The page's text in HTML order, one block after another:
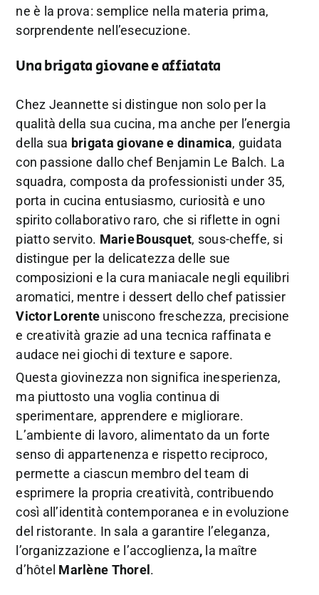
ne è la prova: semplice nella materia prima,
sorprendente nell’esecuzione.
Una brigata giovane e affiatata
Chez Jeannette si distingue non solo per la
qualità della sua cucina, ma anche per l’energia
della sua brigata giovane e dinamica, guidata
con passione dallo chef Benjamin Le Balch. La
squadra, composta da professionisti under 35,
porta in cucina entusiasmo, curiosità e uno
spirito collaborativo raro, che si riflette in ogni
piatto servito. MarieBousquet, sous-cheffe, si
distingue per la delicatezza delle sue
composizioni e la cura maniacale negli equilibri
aromatici, mentre i dessert dello chef patissier
VictorLorente uniscono freschezza, precisione
e creatività grazie ad una tecnica raffinata e
audace nei giochi di texture e sapore.
Questa giovinezza non significa inesperienza,
ma piuttosto una voglia continua di
sperimentare, apprendere e migliorare.
L’ambiente di lavoro, alimentato da un forte
senso di appartenenza e rispetto reciproco,
permette a ciascun membro del team di
esprimere la propria creatività, contribuendo
così all’identità contemporanea e in evoluzione
del ristorante. In sala a garantire l’eleganza,
l’organizzazione e l’accoglienza, la maître
d’hôtel Marlène Thorel.